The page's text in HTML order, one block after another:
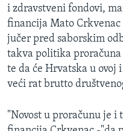
Learning English
PRATITE NAS
Jezici
i zdravstveni fondovi,
financija Mato
jučer pred saborskim
takva politika
te da će Hrvatska u
veći rat brutto
"Novost u proračunu je